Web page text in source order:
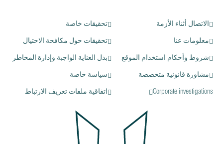
تحقيقات خاصة الاتصال أثناء الأزمة
تحقيقات حول مكافحة الاحتيال معلومات عنا
بذل العناية الواجبة وإدارة المخاطر شروط وأحكام استخدام الموقع
سياسة خاصة مشاورة قانونية متخصصة
اتفاقية ملفات تعريف الارتباط Corporate investigations